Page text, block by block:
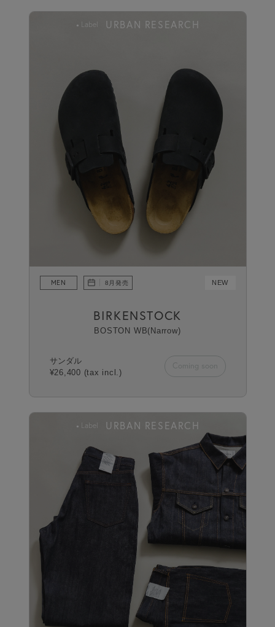
Label URBAN RESEARCH
MEN 8月発売 NEW
BIRKENSTOCK
BOSTON WB(Narrow)
サンダル
¥26,400 (tax incl.)
Coming soon
Label URBAN RESEARCH